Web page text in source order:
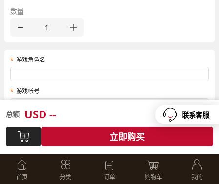
数量
游戏角色名
游戏帐号
游戏区服
总额 USD --
立即购买
首页 分类 订单 购物车 我的
联系客服